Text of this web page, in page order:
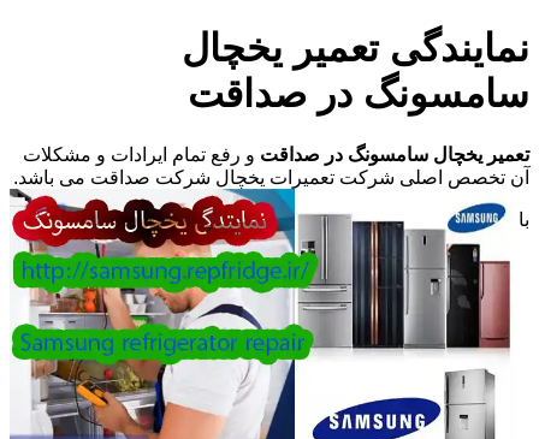
نمایندگی تعمیر یخچال
سامسونگ در صداقت
تعمیر یخچال سامسونگ در صداقت و رفع تمام ایرادات و مشکلات
آن تخصص اصلی شرکت تعمیرات یخچال شرکت صداقت می باشد.
با